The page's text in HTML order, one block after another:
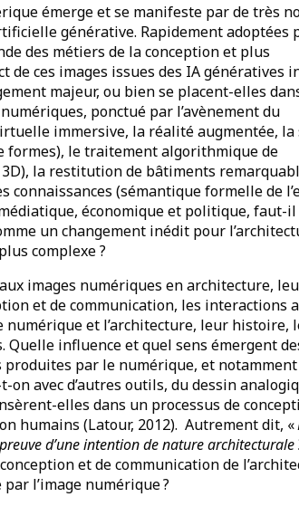
émerge et se manifeste par de très
générative. Rapidement adoptées
des métiers de la conception et plus
de ces images issues des IA génératives
majeur, ou bien se placent-elles
ponctué par l’avènement du
immersive, la réalité augmentée, la
formes), le traitement algorithmique de
la restitution de bâtiments
connaissances (sémantique formelle de
économique et politique, faut-
un changement inédit pour
complexe ?
images numériques en architecture,
et de communication, les interactions
numérique et l’architecture, leur histoire,
influence et quel sens émergent
par le numérique, et notamment
avec d’autres outils, du dessin
elles dans un processus de
humains (Latour, 2012). Autrement dit, «
d’une intention de nature architecturale
et de communication de
l’image numérique ?